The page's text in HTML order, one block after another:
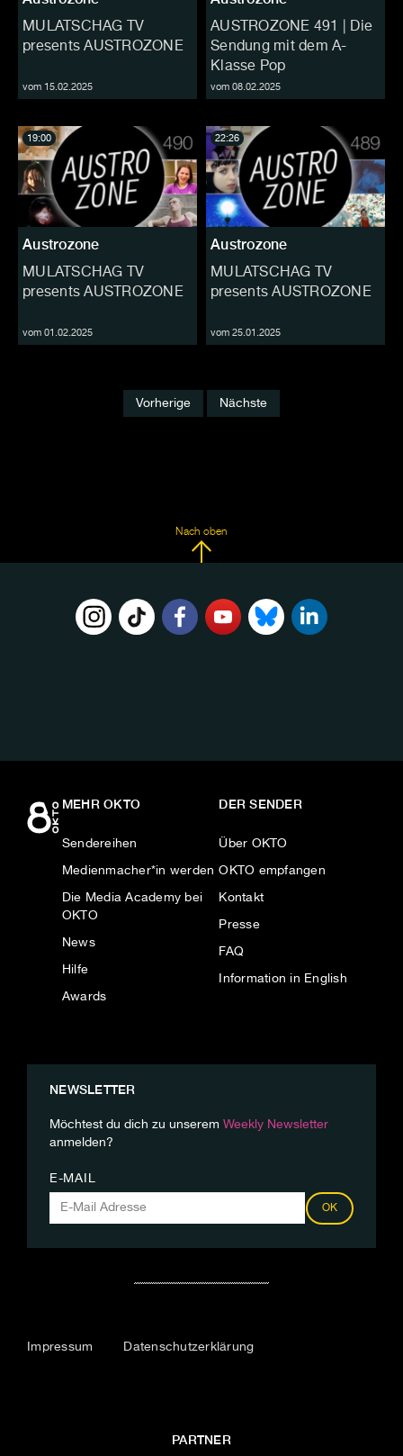
MULATSCHAG TV
presents AUSTROZONE
vom 15.02.2025
AUSTROZONE 491 | Die
Sendung mit dem A-
Klasse Pop
vom 08.02.2025
Austrozone
MULATSCHAG TV
presents AUSTROZONE
vom 01.02.2025
19:00
Austrozone
MULATSCHAG TV
presents AUSTROZONE
vom 25.01.2025
22:26
Vorherige Nächste
Nach oben
MEHR OKTO
Sendereihen
Medienmacher*in werden
Die Media Academy bei
OKTO
News
Hilfe
Awards
DER SENDER
Über OKTO
OKTO empfangen
Kontakt
Presse
FAQ
Information in English
NEWSLETTER
Möchtest du dich zu unserem Weekly Newsletter
anmelden?
E-MAIL
OK
Impressum Datenschutzerklärung
PARTNER